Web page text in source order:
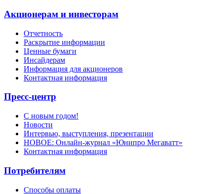
Акционерам и инвесторам
Отчетность
Раскрытие информации
Ценные бумаги
Инсайдерам
Информация для акционеров
Контактная информация
Пресс-центр
С новым годом!
Новости
Интервью, выступления, презентации
НОВОЕ: Онлайн-журнал «Юнипро Мегаватт»
Контактная информация
Потребителям
Способы оплаты